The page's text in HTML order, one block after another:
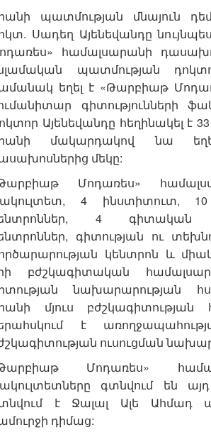
պատմության մնայուն
Սադեղ Այենեվանդը
համալսարանի
պատմության
եղել է «Թարբիաթ
գիտությունների
Այենեվանդը հեղինակել է
մակարդակով նա
մեկը:
Մոդառես»
4 ինստիտուտ, 10
4 գիտական
գիտության ու
կենտրոն և
բժշկագիտական
նախարարության
մյուս բժշկագիտության
է
ուսուցման
Մոդառես»
գտնվում են
է Ջալալ Ալե Ահմադ
դիմաց: